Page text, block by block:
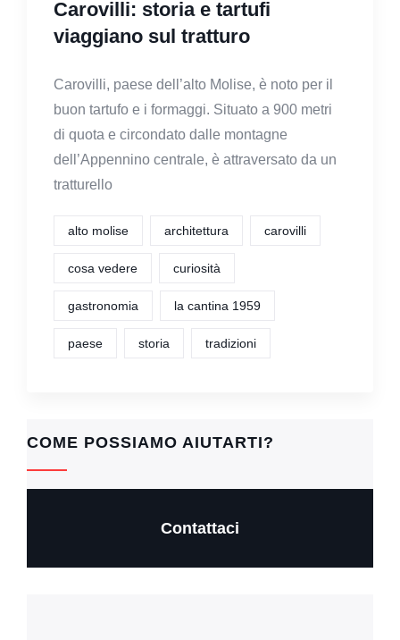
Carovilli: storia e tartufi
viaggiano sul tratturo
Carovilli, paese dell’alto Molise, è noto per il
buon tartufo e i formaggi. Situato a 900 metri
di quota e circondato dalle montagne
dell’Appennino centrale, è attraversato da un
tratturello
alto molise architettura carovilli
cosa vedere curiosità
gastronomia la cantina 1959
paese storia tradizioni
COME POSSIAMO AIUTARTI?
Contattaci